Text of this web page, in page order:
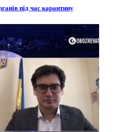
під час карантину